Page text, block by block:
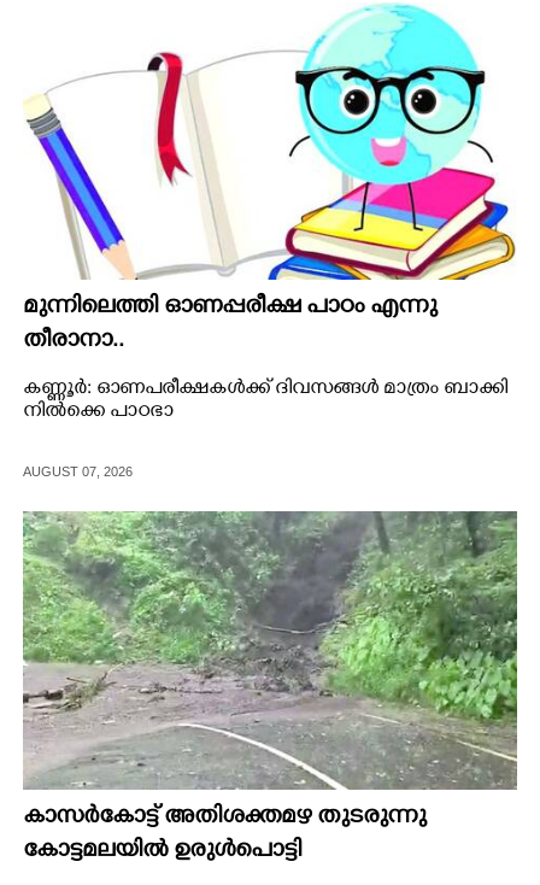
മുന്നിലെത്തി ഓണപ്പരീക്ഷ പാഠം എന്നു
തീരാനാ..
കണ്ണൂർ: ഓണപരീക്ഷകൾക്ക് ദിവസങ്ങൾ മാത്രം ബാക്കി
നിൽക്കെ പാഠഭാ
AUGUST 07, 2026
കാസർകോട്ട് അതിശക്തമഴ തുടരുന്നു
കോട്ടമലയിൽ ഉരുൾപൊട്ടി